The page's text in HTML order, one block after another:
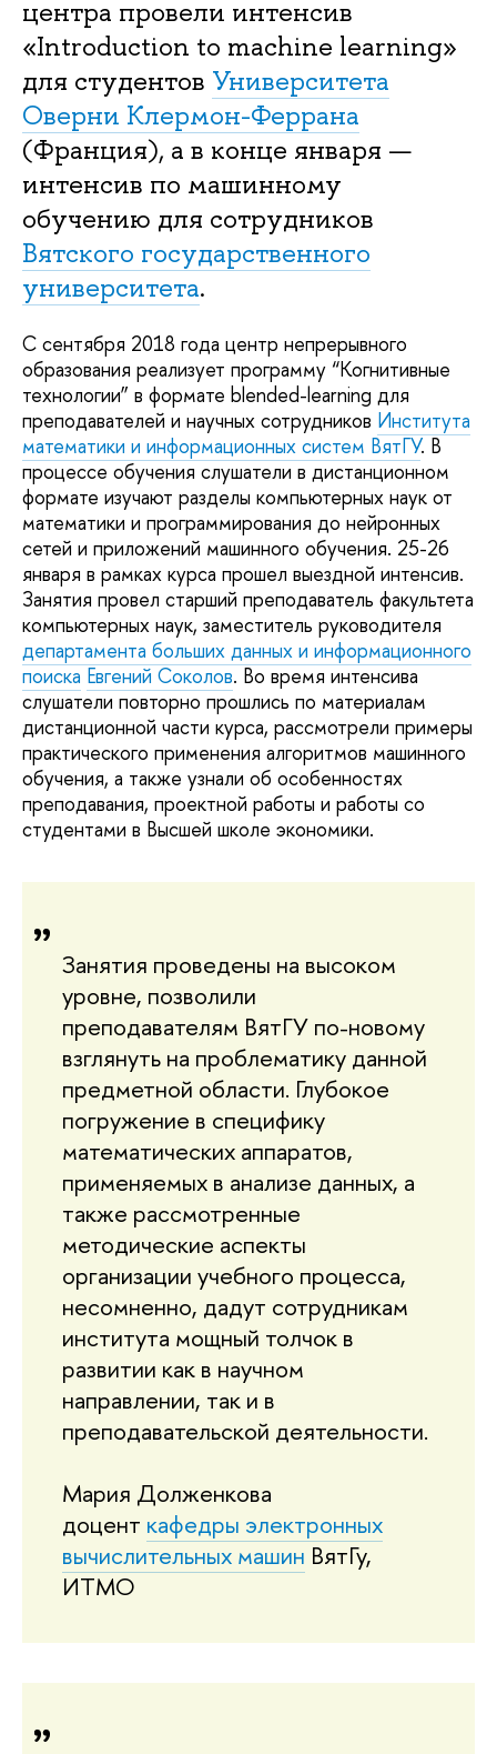
центра провели интенсив
«Introduction to machine learning»
для студентов Университета
Оверни Клермон-Феррана
(Франция), а в конце января —
интенсив по машинному
обучению для сотрудников
Вятского государственного
университета.
С сентября 2018 года центр непрерывного
образования реализует программу “Когнитивные
технологии” в формате blended-learning для
преподавателей и научных сотрудников Института
математики и информационных систем ВятГУ. В
процессе обучения слушатели в дистанционном
формате изучают разделы компьютерных наук от
математики и программирования до нейронных
сетей и приложений машинного обучения. 25-26
января в рамках курса прошел выездной интенсив.
Занятия провел старший преподаватель факультета
компьютерных наук, заместитель руководителя
департамента больших данных и информационного
поиска Евгений Соколов. Во время интенсива
слушатели повторно прошлись по материалам
дистанционной части курса, рассмотрели примеры
практического применения алгоритмов машинного
обучения, а также узнали об особенностях
преподавания, проектной работы и работы со
студентами в Высшей школе экономики.
Занятия проведены на высоком
уровне, позволили
преподавателям ВятГУ по-новому
взглянуть на проблематику данной
предметной области. Глубокое
погружение в специфику
математических аппаратов,
применяемых в анализе данных, а
также рассмотренные
методические аспекты
организации учебного процесса,
несомненно, дадут сотрудникам
института мощный толчок в
развитии как в научном
направлении, так и в
преподавательской деятельности.
Мария Долженкова
доцент кафедры электронных
вычислительных машин ВятГу,
ИТМО